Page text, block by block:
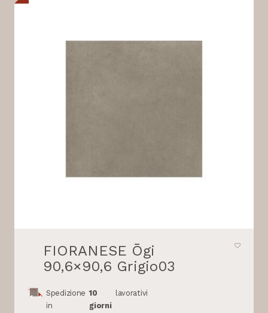
FIORANESE Ōgi
90,6×90,6 Grigio03
Spedizione
in
10
giorni
lavorativi